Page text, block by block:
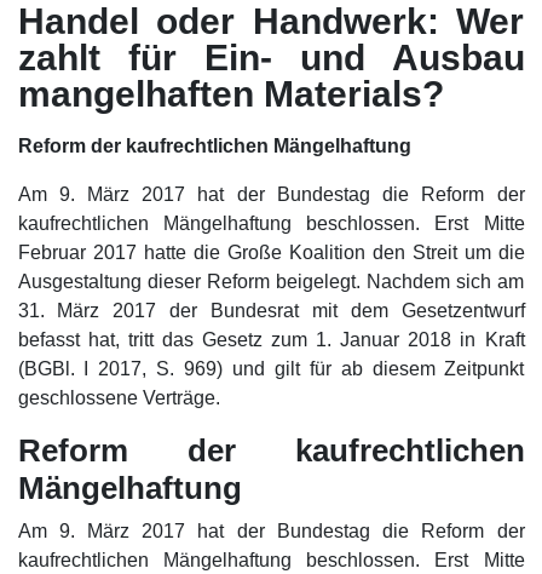
Handel oder Handwerk: Wer
zahlt für Ein- und Ausbau
mangelhaften Materials?
Reform der kaufrechtlichen Mängelhaftung
Am 9. März 2017 hat der Bundestag die Reform der
kaufrechtlichen Mängelhaftung beschlossen. Erst Mitte
Februar 2017 hatte die Große Koalition den Streit um die
Ausgestaltung dieser Reform beigelegt. Nachdem sich am
31. März 2017 der Bundesrat mit dem Gesetzentwurf
befasst hat, tritt das Gesetz zum 1. Januar 2018 in Kraft
(BGBl. I 2017, S. 969) und gilt für ab diesem Zeitpunkt
geschlossene Verträge.
Reform der kaufrechtlichen
Mängelhaftung
Am 9. März 2017 hat der Bundestag die Reform der
kaufrechtlichen Mängelhaftung beschlossen. Erst Mitte